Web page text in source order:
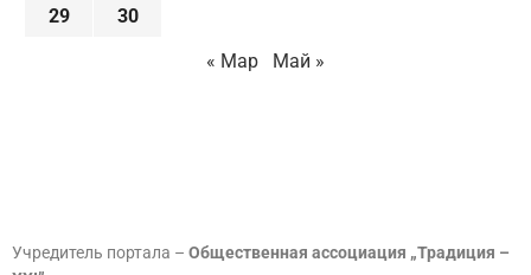
29
30
« Мар
Май »
Учредитель портала – Общественная ассоциация „Традиция –